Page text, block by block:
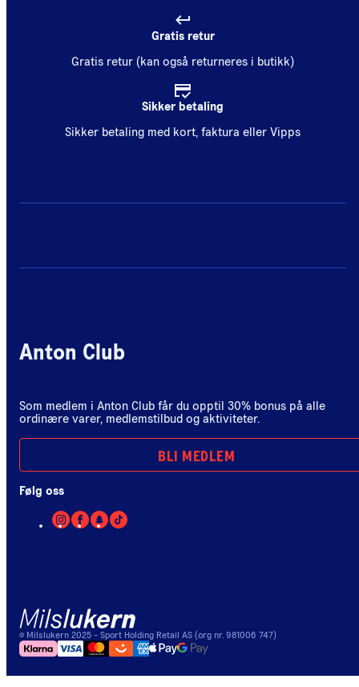
Gratis retur
Gratis retur (kan også returneres i butikk)
Sikker betaling
Sikker betaling med kort, faktura eller Vipps
Anton Club
Som medlem i Anton Club får du opptil 30% bonus på alle
ordinære varer, medlemstilbud og aktiviteter.
BLI MEDLEM
Følg oss
© Milslukern 2025 - Sport Holding Retail AS (org nr. 981006 747)